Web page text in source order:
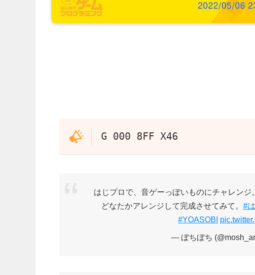
G 000 8FF X46
はじプロで、音ゲーっぽいものにチャレンジ
どなたかアレンジして完成させてみて。 #
#YOASOBI
— ぼちぼち